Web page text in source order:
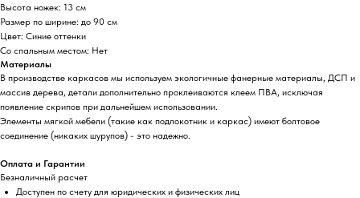
Высота ножек: 13 см
Размер по ширине: до 90 см
Цвет: Синие оттенки
Со спальным местом: Нет
Материалы
В производстве каркасов мы используем экологичные фанерные материалы, ДСП и
массив дерева, детали дополнительно проклеиваются клеем ПВА, исключая
появление скрипов при дальнейшем использовании.
Элементы мягкой мебели (такие как подлокотник и каркас) имеют болтовое
соединение (никаких шурупов) - это надежно.
Оплата и Гарантии
Безналичный расчет
Доступен по счету для юридических и физических лиц